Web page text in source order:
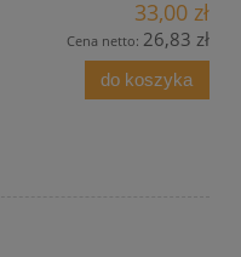
33,00 zł
Cena netto: 26,83 zł
do koszyka